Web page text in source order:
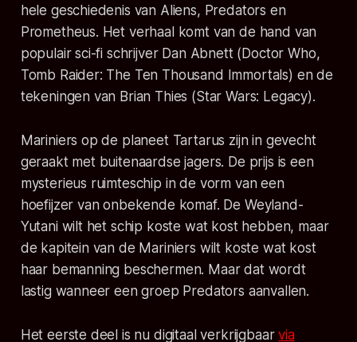
hele geschiedenis van Aliens, Predators en
Prometheus. Het verhaal komt van de hand van
populair sci-fi schrijver Dan Abnett ( Doctor Who,
Tomb Raider: The Ten Thousand Immortals) en de
tekeningen van Brian Thies (Star Wars: Legacy).
Mariniers op de planeet Tartarus zijn in gevecht
geraakt met buitenaardse jagers. De prijs is een
mysterieus ruimteschip in de vorm van een
hoefijzer van onbekende komaf. De Weyland-
Yutani wilt het schip koste wat kost hebben, maar
de kapitein van de Mariniers wilt koste wat kost
haar bemanning beschermen. Maar dat wordt
lastig wanneer een groep Predators aanvallen.
Het eerste deel is nu digitaal verkrijgbaarvia